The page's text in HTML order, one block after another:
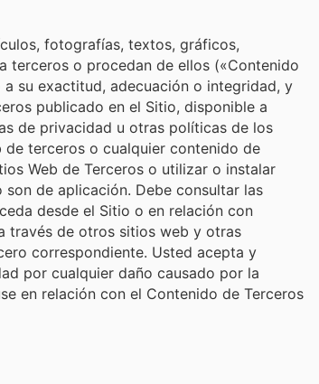
fotografías, textos, gráficos,
terceros o procedan de ellos («Contenido
su exactitud, adecuación o integridad, y
publicado en el Sitio, disponible a
de privacidad u otras políticas de los
terceros o cualquier contenido de
Web de Terceros o utilizar o instalar
de aplicación. Debe consultar las
desde el Sitio o en relación con
través de otros sitios web y otras
correspondiente. Usted acepta y
por cualquier daño causado por la
en relación con el Contenido de Terceros